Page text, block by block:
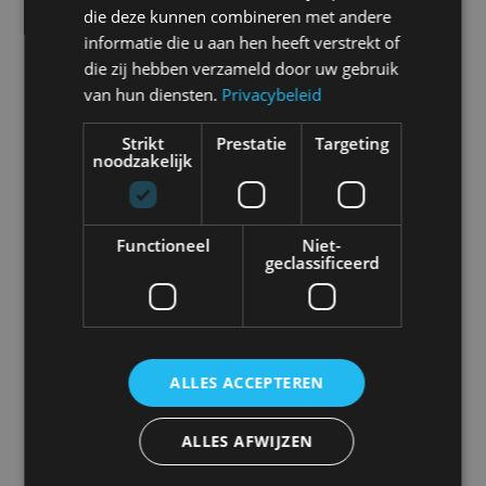
Abarth Aiways Alfa Romeo Alpine
Aston Martin Audi Bentley BMW
Bugatti BYD Cadillac Caterham
Citroën Cupra
die deze kunnen combineren met andere
informatie die u aan hen heeft verstrekt of
die zij hebben verzameld door uw gebruik
van hun diensten. Privacybeleid
Strikt
noodzakelijk
Prestatie Targeting
Functioneel
Niet-
geclassificeerd
ALLES ACCEPTEREN
ALLES AFWIJZEN